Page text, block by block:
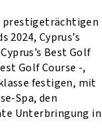
prestigeträchtigen
2024, Cyprus’s
Best Golf
Golf Course -,
festigen, mit
Spa, den
Unterbringung in